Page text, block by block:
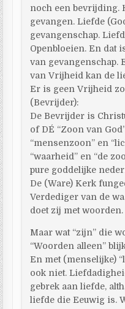
noch een bevrijding.
gevangen. Liefde
gevangenschap.
Openbloeien. En dat
van gevangenschap.
van Vrijheid kan de
Er is geen Vrijheid
(Bevrijder):
De Bevrijder is
of DÉ “Zoon van
“mensenzoon” en
“waarheid” en “de
pure goddelijke
De (Ware) Kerk
Verdediger van de
doet zij met woorden.
Maar wat “zijn” die
“Woorden alleen”
En met (menselijke)
ook niet.
gebrek aan liefde,
liefde die Eeuwig is.